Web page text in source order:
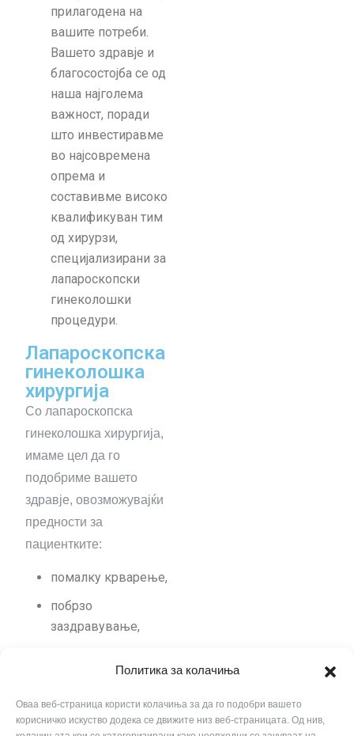
Политика за колачиња
Оваа веб-страница користи колачиња за да го подобри вашето
корисничко искуство додека се движите низ веб-страницата. Од нив,
прилагодена на
вашите потреби.
Вашето здравје и
благосостојба се од
наша најголема
важност, поради
што инвестиравме
во најсовремена
опрема и
составивме високо
квалификуван тим
од хирурзи,
специјализирани за
лапароскопски
гинеколошки
процедури.
Лапароскопска
гинеколошка
хирургија
Со лапароскопска
гинеколошка хирургија,
имаме цел да го
подобриме вашето
здравје, овозможувајќи
предности за
пациентките:
помалку крварење,
побрзо
заздравување,
побрзо враќање на
секојдневните